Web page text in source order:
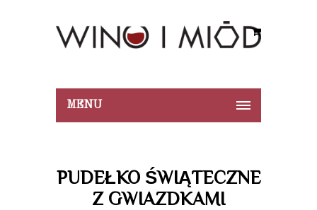
MENU
PUDEŁKO ŚWIĄTECZNE
Z GWIAZDKAMI